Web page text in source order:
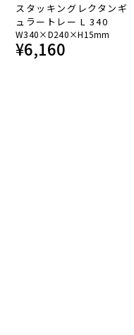
スタッキングレクタンギ
ュラートレー L 340
W340×D240×H15mm
¥6,160